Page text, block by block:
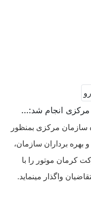
انجام شد:...
سازمان مرکزی بمنظور
بهره برداران سازمان،
کرمان موتور را با
واگذار مینماید.